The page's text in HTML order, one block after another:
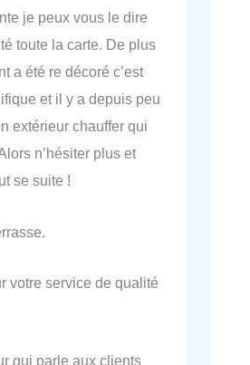
je peux vous le dire
toute la carte. De plus
a été re décoré c’est
et il y a depuis peu
extérieur chauffer qui
n’hésiter plus et
se suite !
votre service de qualité
qui parle aux clients